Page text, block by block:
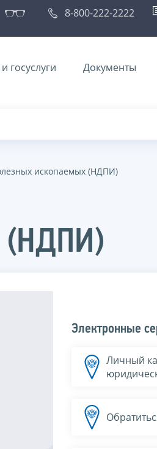
8-800-222-2222
госуслуги Документы
ископаемых (НДПИ)
(НДПИ)
Электронные
Личный